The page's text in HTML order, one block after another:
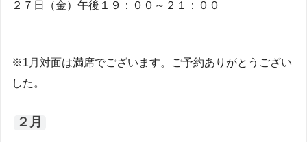
２７日（金）午後１９：００～２１：００
※1月対面は満席でございます。ご予約ありがとうござい
した。
２月